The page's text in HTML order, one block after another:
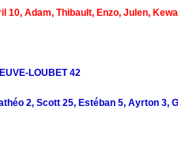
10, Adam, Thibault, Enzo, Julen,
LOUBET 42
2, Scott 25, Estéban 5, Ayrton 3,